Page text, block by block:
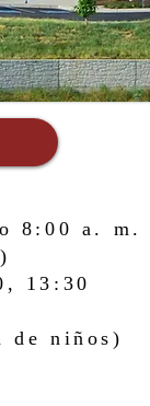
8:00 a. m.
13:30
de niños)